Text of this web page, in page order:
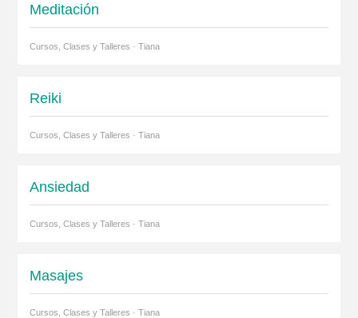
Meditación
Cursos, Clases y Talleres · Tiana
Reiki
Cursos, Clases y Talleres · Tiana
Ansiedad
Cursos, Clases y Talleres · Tiana
Masajes
Cursos, Clases y Talleres · Tiana